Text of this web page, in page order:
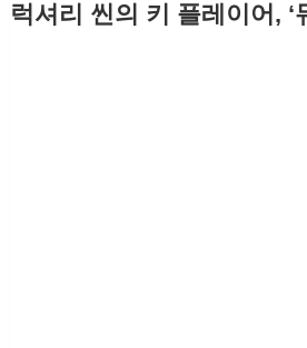
럭셔리 씬의 키 플레이어, ‘